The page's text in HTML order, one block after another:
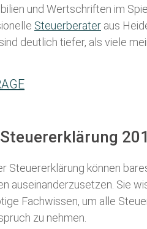
und Wertschriften im
Steuerberater aus
deutlich tiefer, als viele
Steuererklärung können
auseinanderzusetzen. Sie
Fachwissen, um alle
zu nehmen.